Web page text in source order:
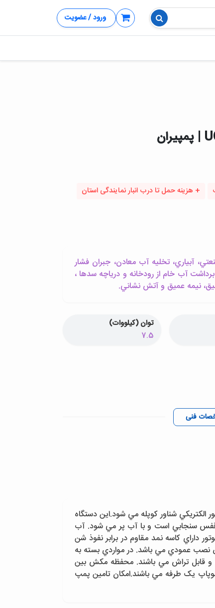
ورود / عضویت
+ هزینه حمل تا درب انبار نمایندگی استان
آبياري، تخليه آب معادن، جبران فشار
آب خام از رودخانه و درياچه سدها ،
نيمه عميق و آتش نشاني.
توان (کیلووات)
7.5
فنی
شناور کوپله مي شود.اين دستگاه
قفس سنجابي است و با آب پر مي شود. آب
داراي کاسه نمد مقاوم در برابر نفوذ شن
عمودي مي باشد. در مواردي بسته به
و قابل تراش مي باشند. محفظه مکش بين
يک طرفه مي باشند.امکان تامين پمپ